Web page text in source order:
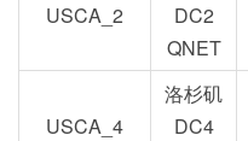
USCA_2
DC2
QNET
USCA_4
洛杉矶
DC4